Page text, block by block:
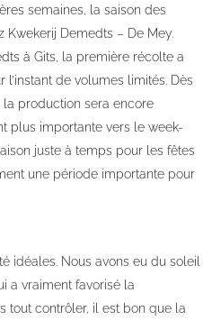
semaines, la saison des
Demedts – De Mey.
à Gits, la première récolte a
l’instant de volumes limités. Dès
production sera encore
plus importante vers le week-
juste à temps pour les fêtes
une période importante pour
idéales. Nous avons eu du soleil
a vraiment favorisé la
tout contrôler, il est bon que la